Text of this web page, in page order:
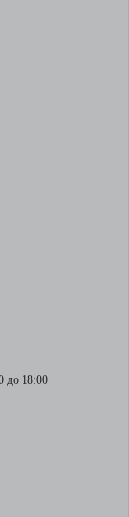
до 18:00